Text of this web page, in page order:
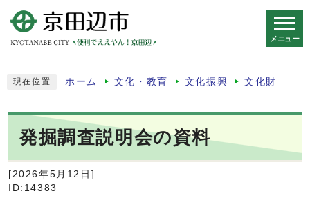
メニュー
現在位置 ホーム 文化・教育 文化振興 文化財
発掘調査説明会の資料
[2026年5月12日]
ID:14383